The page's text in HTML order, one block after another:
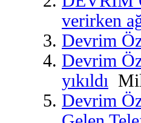
verirken
Devrim
Devrim
yıkıldı
Devrim